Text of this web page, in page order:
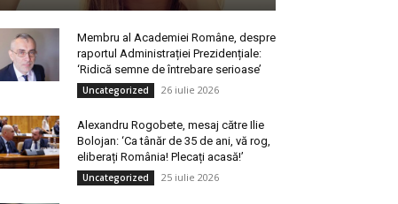
Membru al Academiei Române, despre
raportul Administrației Prezidențiale:
‘Ridică semne de întrebare serioase’
Uncategorized 26 iulie 2026
Alexandru Rogobete, mesaj către Ilie
Bolojan: ‘Ca tânăr de 35 de ani, vă rog,
eliberați România! Plecați acasă!’
Uncategorized 25 iulie 2026